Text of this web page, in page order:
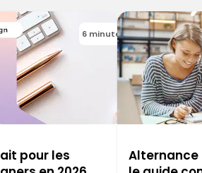
6 minutes
pour les
Alternance